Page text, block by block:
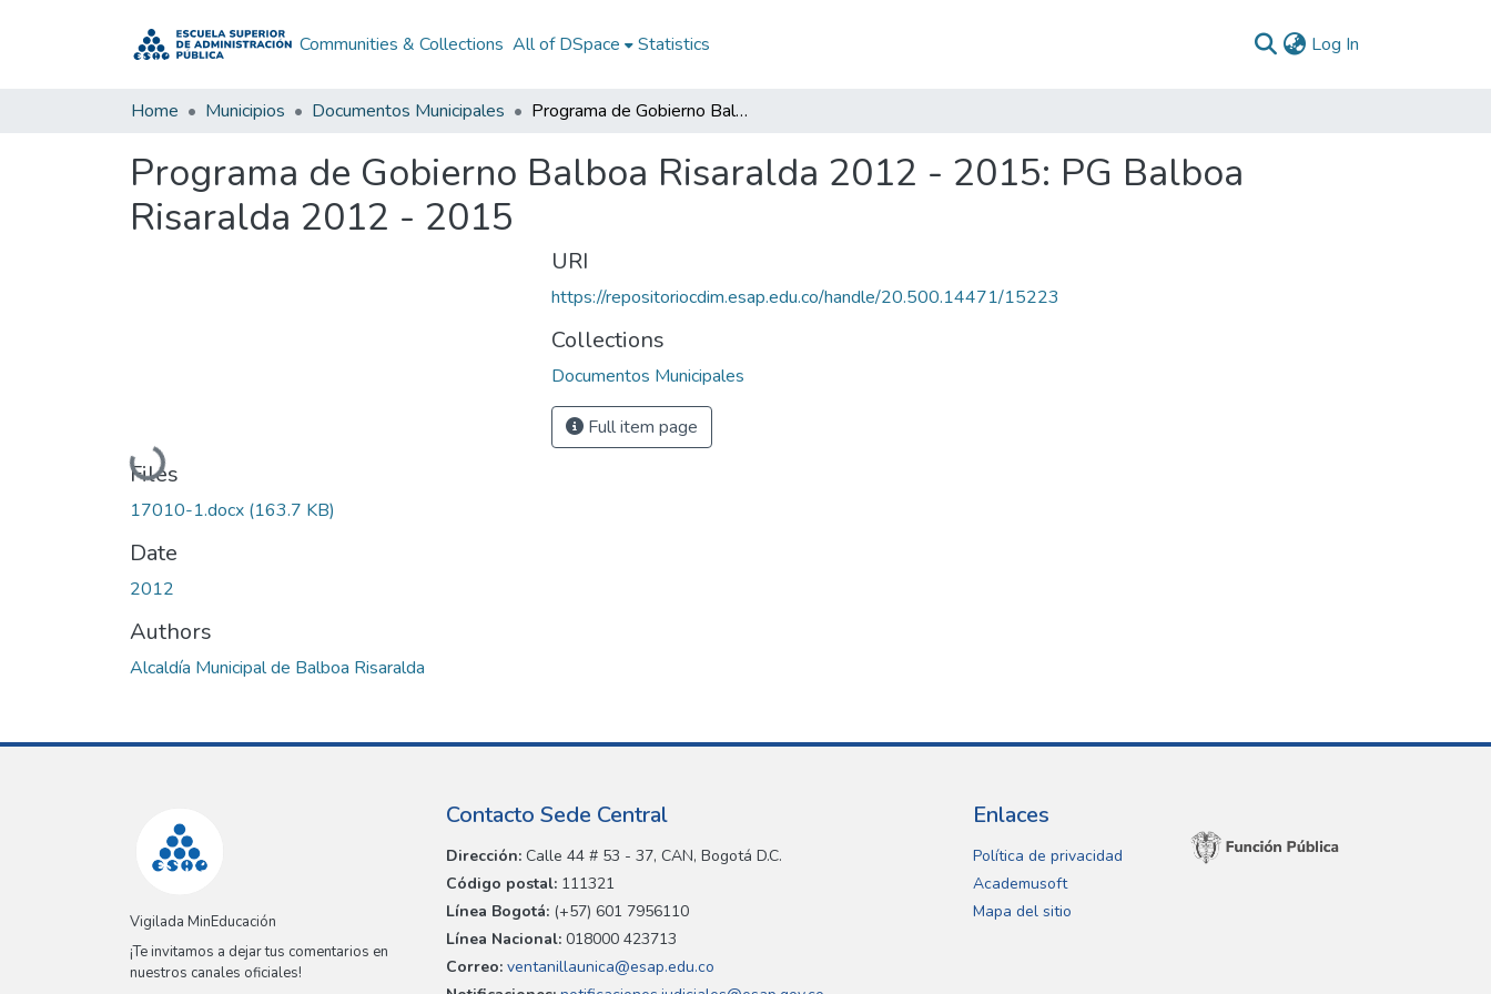
Communities & Collections All of DSpace Statistics Log In
Home Municipios Documentos Municipales Programa de Gobierno Balboa Risaralda 2012 - 2015: PG Balboa Risaralda 2012 - 2015
Programa de Gobierno Balboa Risaralda 2012 - 2015: PG Balboa
Risaralda 2012 - 2015
Loading...
Files
17010-1.docx (163.7 KB)
Date
2012
Authors
Alcaldía Municipal de Balboa Risaralda
URI
https://repositoriocdim.esap.edu.co/handle/20.500.14471/15223
Collections
Documentos Municipales
Full item page
Vigilada MinEducación
¡Te invitamos a dejar tus comentarios en
nuestros canales oficiales!
Contacto Sede Central
Dirección: Calle 44 # 53 - 37, CAN, Bogotá D.C.
Código postal: 111321
Línea Bogotá: (+57) 601 7956110
Línea Nacional: 018000 423713
Correo: ventanillaunica@esap.edu.co
Enlaces
Política de privacidad
Academusoft
Mapa del sitio